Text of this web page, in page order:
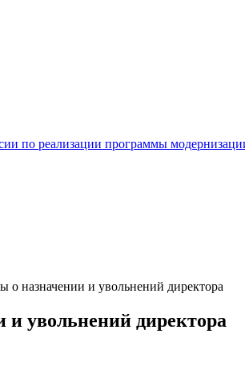
по реализации программы
о назначении и увольнений директора
увольнений директора